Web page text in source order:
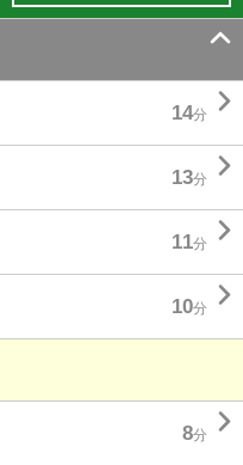

14分 
13分 
11分 
10分 
8分 